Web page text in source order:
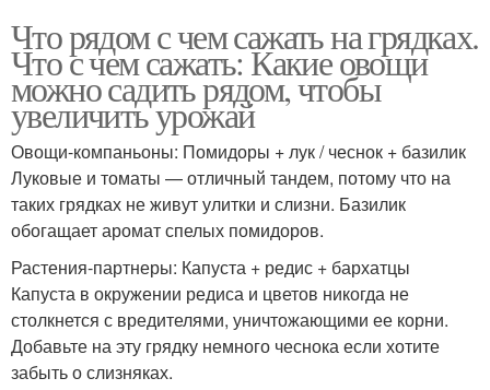
Что рядом с чем сажать на грядках.
Что с чем сажать: Какие овощи
можно садить рядом, чтобы
увеличить урожай
Овощи-компаньоны: Помидоры + лук / чеснок + базилик
Луковые и томаты — отличный тандем, потому что на
таких грядках не живут улитки и слизни. Базилик
обогащает аромат спелых помидоров.
Растения-партнеры: Капуста + редис + бархатцы
Капуста в окружении редиса и цветов никогда не
столкнется с вредителями, уничтожающими ее корни.
Добавьте на эту грядку немного чеснока если хотите
забыть о слизняках.